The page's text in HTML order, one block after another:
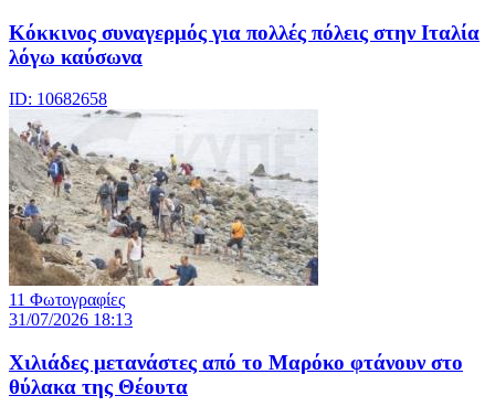
Κόκκινος συναγερμός για πολλές πόλεις στην Ιταλία
λόγω καύσωνα
ID: 10682658
11 Φωτογραφίες
31/07/2026 18:13
Χιλιάδες μετανάστες από το Μαρόκο φτάνουν στο
θύλακα της Θέουτα